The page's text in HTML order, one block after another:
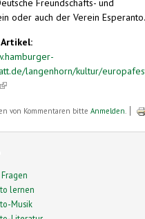
oder auch der Verein
langenhorn/kultur/
(link is external)
von Kommentaren bitte Anmelden
lernen
Musik